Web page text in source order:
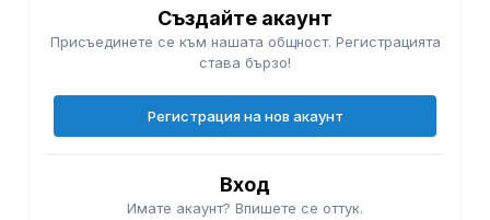
Създайте акаунт
Присъединете се към нашата общност. Регистрацията
става бързо!
Регистрация на нов акаунт
Вход
Имате акаунт? Впишете се оттук.